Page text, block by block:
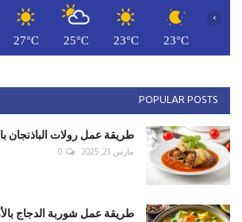
23°C
23°C
25°C
27°C
›
POPULAR POSTS
طريقة عمل رولات الباذنجان
مارس 21, 2025 0
طريقة عمل شوربة الدجاج